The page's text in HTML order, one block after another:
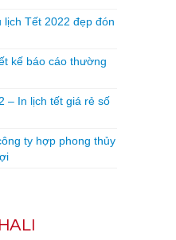
Tết 2022 đẹp đón
kế báo cáo thường
– In lịch tết giá rẻ số
ty hợp phong thủy